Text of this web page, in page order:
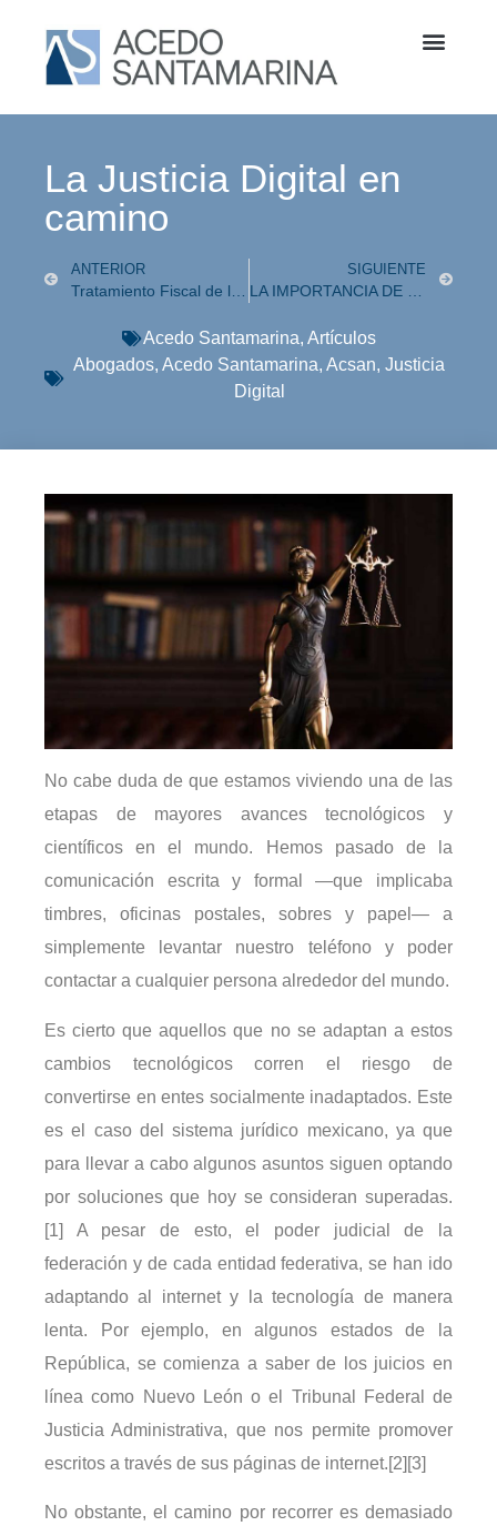
La Justicia Digital en
camino
ANTERIOR SIGUIENTE
Acedo Santamarina, Artículos
Abogados, Acedo Santamarina, Acsan, Justicia
Digital
No cabe duda de que estamos viviendo una de las
etapas de mayores avances tecnológicos y
científicos en el mundo. Hemos pasado de la
comunicación escrita y formal —que implicaba
timbres, oficinas postales, sobres y papel— a
simplemente levantar nuestro teléfono y poder
contactar a cualquier persona alrededor del mundo.
Es cierto que aquellos que no se adaptan a estos
cambios tecnológicos corren el riesgo de
convertirse en entes socialmente inadaptados. Este
es el caso del sistema jurídico mexicano, ya que
para llevar a cabo algunos asuntos siguen optando
por soluciones que hoy se consideran superadas.
[1] A pesar de esto, el poder judicial de la
federación y de cada entidad federativa, se han ido
adaptando al internet y la tecnología de manera
lenta. Por ejemplo, en algunos estados de la
República, se comienza a saber de los juicios en
línea como Nuevo León o el Tribunal Federal de
Justicia Administrativa, que nos permite promover
escritos a través de sus páginas de internet.[2][3]
No obstante, el camino por recorrer es demasiado